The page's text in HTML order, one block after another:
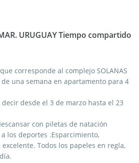
URUGUAY Tiempo compartido
corresponde al complejo SOLANAS
de una semana en apartamento para 4
desde el 3 de marzo hasta el 23
con piletas de natación
los deportes .Esparcimiento,
Todos los papeles en regla,